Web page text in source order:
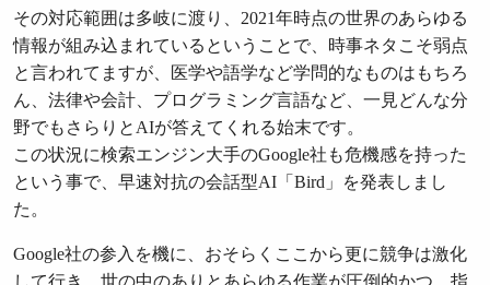
その対応範囲は多岐に渡り、2021年時点の世界のあらゆる
情報が組み込まれているということで、時事ネタこそ弱点
と言われてますが、医学や語学など学問的なものはもちろ
ん、法律や会計、プログラミング言語など、一見どんな分
野でもさらりとAIが答えてくれる始末です。
この状況に検索エンジン大手のGoogle社も危機感を持った
という事で、早速対抗の会話型AI「Bird」を発表しまし
た。
Google社の参入を機に、おそらくここから更に競争は激化